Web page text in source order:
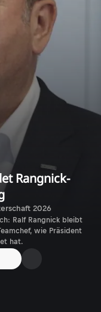
Rangnick-
2026
Ralf Rangnick bleibt
wie Präsident
hat.